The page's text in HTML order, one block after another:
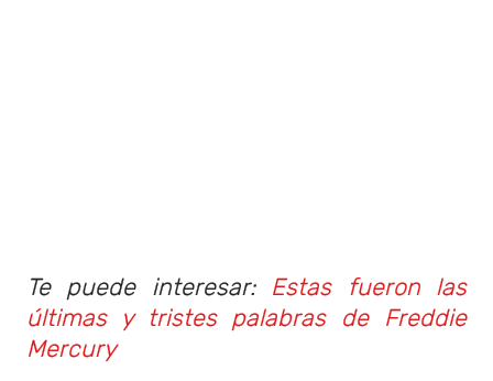
Te puede interesar: Estas fueron las
últimas y tristes palabras de Freddie
Mercury